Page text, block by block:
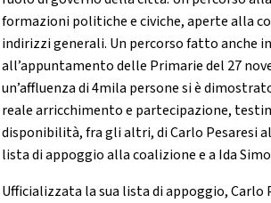
formazioni politiche e civiche, aperte alla
indirizzi generali. Un percorso fatto anche
all’appuntamento delle Primarie del 27
un’affluenza di 4mila persone si è
reale arricchimento e partecipazione,
disponibilità, fra gli altri, di Carlo Pesaresi
lista di appoggio alla coalizione e a Ida
Ufficializzata la sua lista di appoggio,